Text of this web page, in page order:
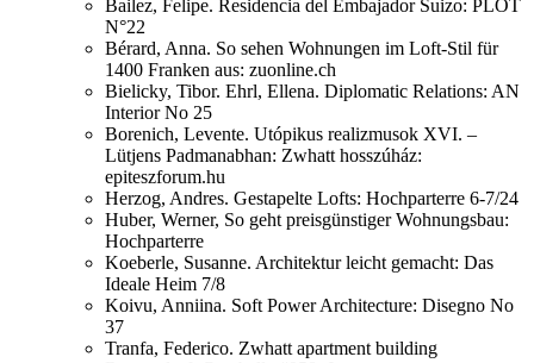
Bailez, Felipe. Residencia del Embajador Suizo: PLOT
N°22
Bérard, Anna. So sehen Wohnungen im Loft-Stil für
1400 Franken aus: zuonline.ch
Bielicky, Tibor. Ehrl, Ellena. Diplomatic Relations: AN
Interior No 25
Borenich, Levente. Utópikus realizmusok XVI. –
Lütjens Padmanabhan: Zwhatt hosszúház:
epiteszforum.hu
Herzog, Andres. Gestapelte Lofts: Hochparterre 6-7/24
Huber, Werner, So geht preisgünstiger Wohnungsbau:
Hochparterre
Koeberle, Susanne. Architektur leicht gemacht: Das
Ideale Heim 7/8
Koivu, Anniina. Soft Power Architecture: Disegno No
37
Tranfa, Federico. Zwhatt apartment building